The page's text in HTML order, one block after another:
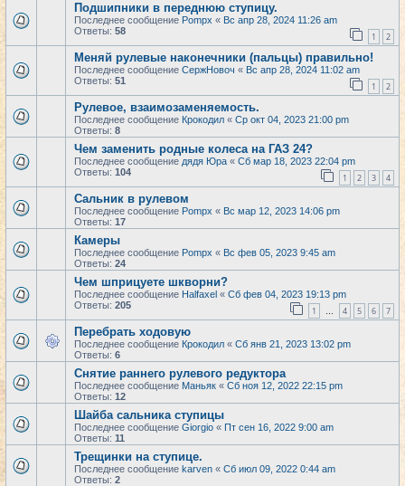
Подшипники в переднюю ступицу.
Последнее сообщение Pompx « Вс апр 28, 2024 11:26 am
Ответы: 58 1 2
Меняй рулевые наконечники (пальцы) правильно!
Последнее сообщение СержНовоч « Вс апр 28, 2024 11:02 am
Ответы: 51 1 2
Рулевое, взаимозаменяемость.
Последнее сообщение Крокодил « Ср окт 04, 2023 21:00 pm
Ответы: 8
Чем заменить родные колеса на ГАЗ 24?
Последнее сообщение дядя Юра « Сб мар 18, 2023 22:04 pm
Ответы: 104 1 2 3 4
Сальник в рулевом
Последнее сообщение Pompx « Вс мар 12, 2023 14:06 pm
Ответы: 17
Камеры
Последнее сообщение Pompx « Вс фев 05, 2023 9:45 am
Ответы: 24
Чем шприцуете шкворни?
Последнее сообщение Halfaxel « Сб фев 04, 2023 19:13 pm
Ответы: 205 1 … 4 5 6 7
Перебрать ходовую
Последнее сообщение Крокодил « Сб янв 21, 2023 13:02 pm
Ответы: 6
Снятие раннего рулевого редуктора
Последнее сообщение Маньяк « Сб ноя 12, 2022 22:15 pm
Ответы: 12
Шайба сальника ступицы
Последнее сообщение Giorgio « Пт сен 16, 2022 9:00 am
Ответы: 11
Трещинки на ступице.
Последнее сообщение karven « Сб июл 09, 2022 0:44 am
Ответы: 2